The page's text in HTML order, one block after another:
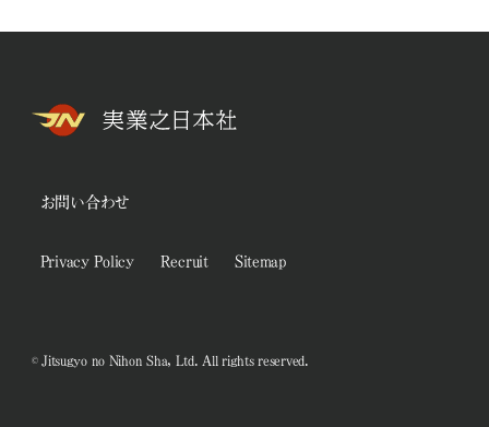
お問い合わせ
Privacy Policy Recruit Sitemap
© Jitsugyo no Nihon Sha, Ltd. All rights reserved.